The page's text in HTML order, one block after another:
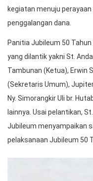
kegiatan menuju
penggalangan dana.
Panitia Jubileum 50
yang dilantik yakni St.
Tambunan (Ketua), Erwin
(Sekretaris Umum),
Ny. Simorangkir Uli br.
lainnya. Usai pelantikan,
Jubileum menyampaikan
pelaksanaan Jubileum 50